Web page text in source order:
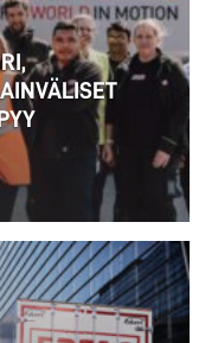
uuden raskaan